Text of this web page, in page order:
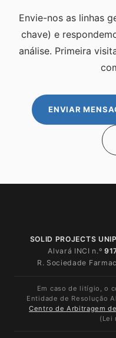
Envie-nos as linhas
chave) e
análise. Primeira
ENVIAR
SOLID PROJECTS
Alvará INCI n.º
R. Sociedade
Em caso de litígio, o
Entidade de Resolução
Centro de Arbitragem
(Lei